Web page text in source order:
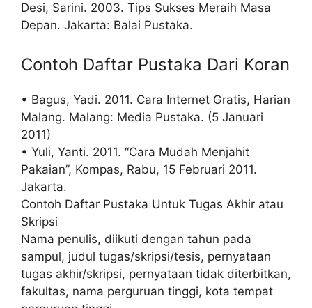
Desi, Sarini. 2003. Tips Sukses Meraih Masa
Depan. Jakarta: Balai Pustaka.
Contoh Daftar Pustaka Dari Koran
• Bagus, Yadi. 2011. Cara Internet Gratis, Harian
Malang. Malang: Media Pustaka. (5 Januari
2011)
• Yuli, Yanti. 2011. “Cara Mudah Menjahit
Pakaian”, Kompas, Rabu, 15 Februari 2011.
Jakarta.
Contoh Daftar Pustaka Untuk Tugas Akhir atau
Skripsi
Nama penulis, diikuti dengan tahun pada
sampul, judul tugas/skripsi/tesis, pernyataan
tugas akhir/skripsi, pernyataan tidak diterbitkan,
fakultas, nama perguruan tinggi, kota tempat